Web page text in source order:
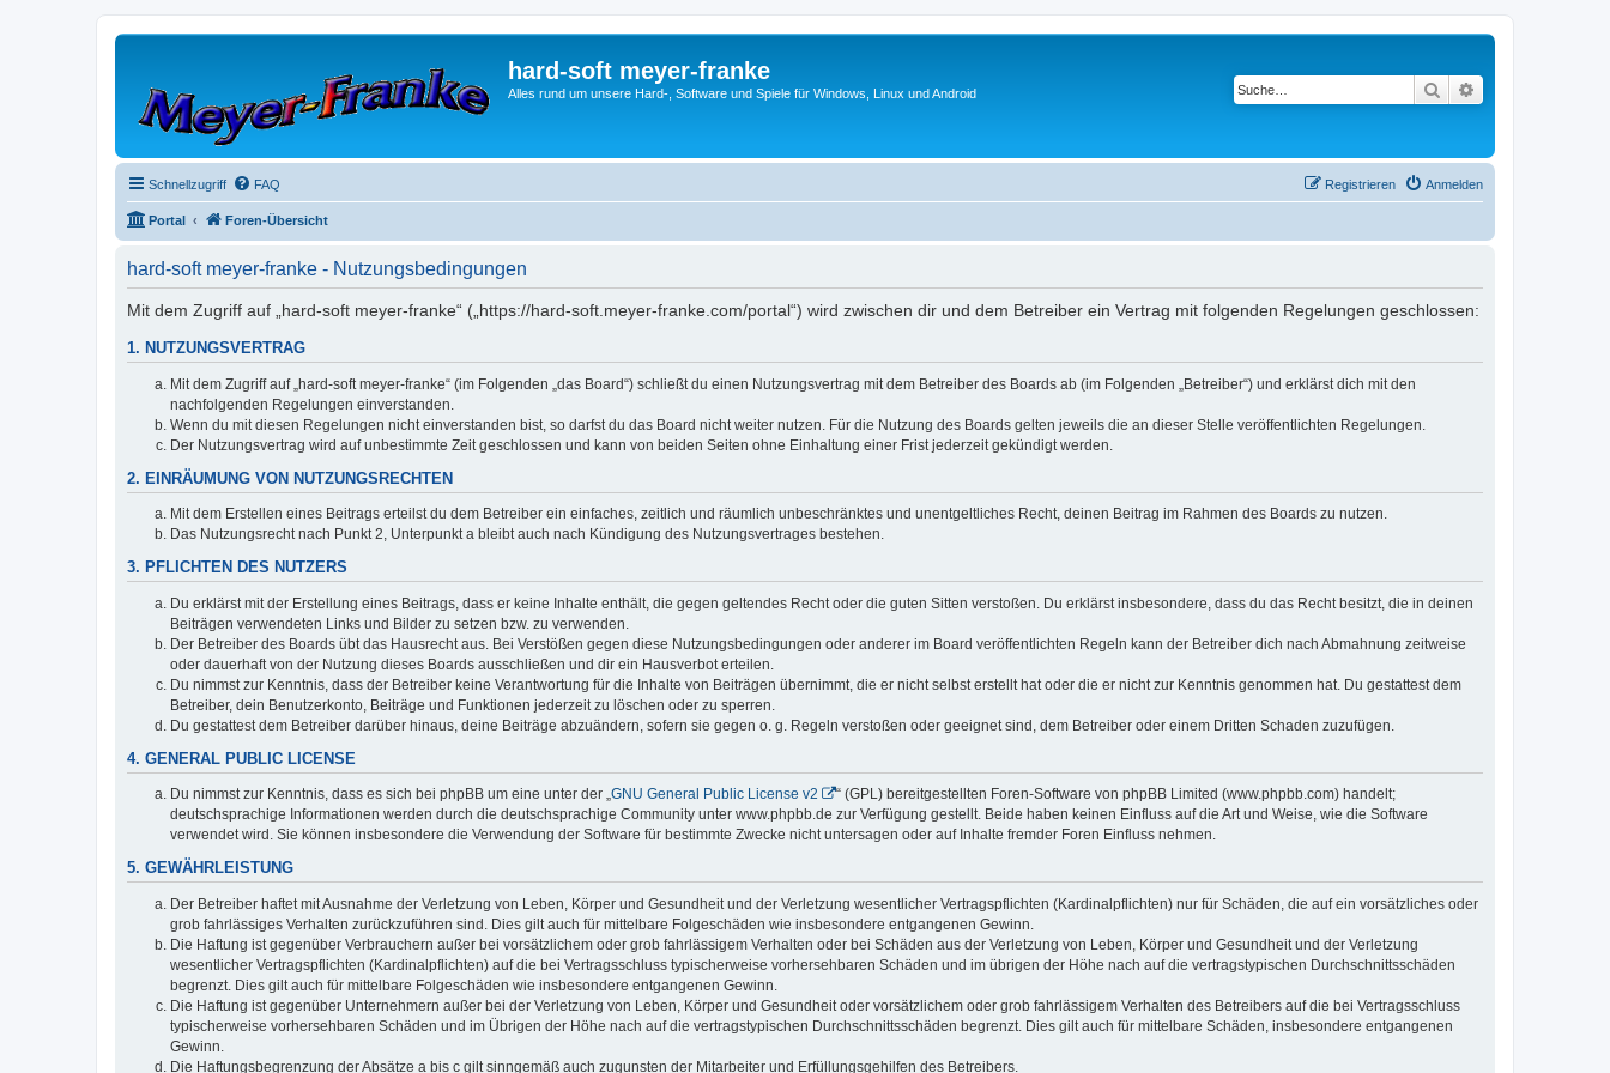
hard-soft meyer-franke
Alles rund um unsere Hard-, Software und Spiele für Windows, Linux und Android Suche
Schnellzugriff FAQ Anmelden
Registrieren
Portal Foren-Übersicht
hard-soft meyer-franke - Nutzungsbedingungen
Mit dem Zugriff auf „hard-soft meyer-franke“ („https://hard-soft.meyer-franke.com/portal“) wird zwischen dir und dem Betreiber ein Vertrag mit folgenden Regelungen geschlossen:
1. NUTZUNGSVERTRAG
Mit dem Zugriff auf „hard-soft meyer-franke“ (im Folgenden „das Board“) schließt du einen Nutzungsvertrag mit dem Betreiber des Boards ab (im Folgenden „Betreiber“) und erklärst dich mit den
nachfolgenden Regelungen einverstanden.
Wenn du mit diesen Regelungen nicht einverstanden bist, so darfst du das Board nicht weiter nutzen. Für die Nutzung des Boards gelten jeweils die an dieser Stelle veröffentlichten Regelungen.
Der Nutzungsvertrag wird auf unbestimmte Zeit geschlossen und kann von beiden Seiten ohne Einhaltung einer Frist jederzeit gekündigt werden.
2. EINRÄUMUNG VON NUTZUNGSRECHTEN
Mit dem Erstellen eines Beitrags erteilst du dem Betreiber ein einfaches, zeitlich und räumlich unbeschränktes und unentgeltliches Recht, deinen Beitrag im Rahmen des Boards zu nutzen.
Das Nutzungsrecht nach Punkt 2, Unterpunkt a bleibt auch nach Kündigung des Nutzungsvertrages bestehen.
3. PFLICHTEN DES NUTZERS
Du erklärst mit der Erstellung eines Beitrags, dass er keine Inhalte enthält, die gegen geltendes Recht oder die guten Sitten verstoßen. Du erklärst insbesondere, dass du das Recht besitzt, die in deinen
Beiträgen verwendeten Links und Bilder zu setzen bzw. zu verwenden.
Der Betreiber des Boards übt das Hausrecht aus. Bei Verstößen gegen diese Nutzungsbedingungen oder anderer im Board veröffentlichten Regeln kann der Betreiber dich nach Abmahnung zeitweise
oder dauerhaft von der Nutzung dieses Boards ausschließen und dir ein Hausverbot erteilen.
Du nimmst zur Kenntnis, dass der Betreiber keine Verantwortung für die Inhalte von Beiträgen übernimmt, die er nicht selbst erstellt hat oder die er nicht zur Kenntnis genommen hat. Du gestattest dem
Betreiber, dein Benutzerkonto, Beiträge und Funktionen jederzeit zu löschen oder zu sperren.
Du gestattest dem Betreiber darüber hinaus, deine Beiträge abzuändern, sofern sie gegen o. g. Regeln verstoßen oder geeignet sind, dem Betreiber oder einem Dritten Schaden zuzufügen.
4. GENERAL PUBLIC LICENSE
Du nimmst zur Kenntnis, dass es sich bei phpBB um eine unter der „GNU General Public License v2
“ (GPL) bereitgestellten Foren-Software von phpBB Limited (www.phpbb.com) handelt;
deutschsprachige Informationen werden durch die deutschsprachige Community unter www.phpbb.de zur Verfügung gestellt. Beide haben keinen Einfluss auf die Art und Weise, wie die Software
verwendet wird. Sie können insbesondere die Verwendung der Software für bestimmte Zwecke nicht untersagen oder auf Inhalte fremder Foren Einfluss nehmen.
5. GEWÄHRLEISTUNG
Der Betreiber haftet mit Ausnahme der Verletzung von Leben, Körper und Gesundheit und der Verletzung wesentlicher Vertragspflichten (Kardinalpflichten) nur für Schäden, die auf ein vorsätzliches oder
grob fahrlässiges Verhalten zurückzuführen sind. Dies gilt auch für mittelbare Folgeschäden wie insbesondere entgangenen Gewinn.
Die Haftung ist gegenüber Verbrauchern außer bei vorsätzlichem oder grob fahrlässigem Verhalten oder bei Schäden aus der Verletzung von Leben, Körper und Gesundheit und der Verletzung
wesentlicher Vertragspflichten (Kardinalpflichten) auf die bei Vertragsschluss typischerweise vorhersehbaren Schäden und im übrigen der Höhe nach auf die vertragstypischen Durchschnittsschäden
begrenzt. Dies gilt auch für mittelbare Folgeschäden wie insbesondere entgangenen Gewinn.
Die Haftung ist gegenüber Unternehmern außer bei der Verletzung von Leben, Körper und Gesundheit oder vorsätzlichem oder grob fahrlässigem Verhalten des Betreibers auf die bei Vertragsschluss
typischerweise vorhersehbaren Schäden und im Übrigen der Höhe nach auf die vertragstypischen Durchschnittsschäden begrenzt. Dies gilt auch für mittelbare Schäden, insbesondere entgangenen
Gewinn.
Die Haftungsbegrenzung der Absätze a bis c gilt sinngemäß auch zugunsten der Mitarbeiter und Erfüllungsgehilfen des Betreibers.